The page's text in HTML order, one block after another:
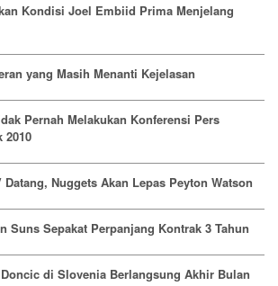
Kondisi Joel Embiid Prima Menjelang
yang Masih Menanti Kejelasan
Pernah Melakukan Konferensi Pers
2010
Nuggets Akan Lepas Peyton Watson
Suns Sepakat Perpanjang Kontrak 3 Tahun
di Slovenia Berlangsung Akhir Bulan